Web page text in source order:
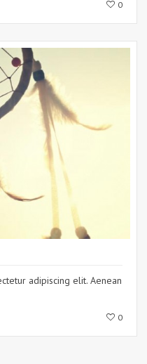
0
adipiscing elit. Aenean
0